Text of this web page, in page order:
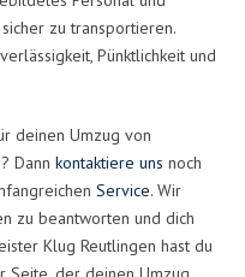
zu transportieren.
Pünktlichkeit und
deinen Umzug von
Dann kontaktiere uns noch
Service. Wir
zu beantworten und dich
Klug Reutlingen hast du